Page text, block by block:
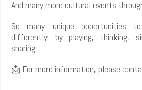
And many more cultural events
So many unique opportunities
differently: by playing, thinking,
sharing.
📩 For more information, please